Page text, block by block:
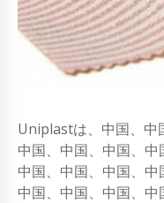
Uniplastは、中国、中
中国、中国、中国、
中国、中国、中国、
中国、中国、中国、